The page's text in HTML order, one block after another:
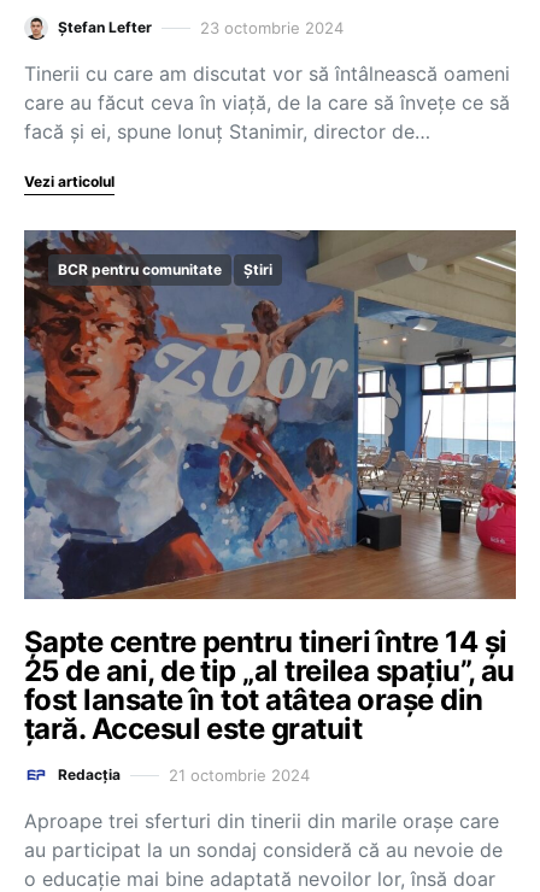
Ștefan Lefter 23 octombrie 2024
Tinerii cu care am discutat vor să întâlnească oameni
care au făcut ceva în viață, de la care să învețe ce să
facă și ei, spune Ionuț Stanimir, director de…
Vezi articolul
BCR pentru comunitate Știri
Șapte centre pentru tineri între 14 și
25 de ani, de tip „al treilea spațiu”, au
fost lansate în tot atâtea orașe din
țară. Accesul este gratuit
Redacția 21 octombrie 2024
Aproape trei sferturi din tinerii din marile orașe care
au participat la un sondaj consideră că au nevoie de
o educație mai bine adaptată nevoilor lor, însă doar